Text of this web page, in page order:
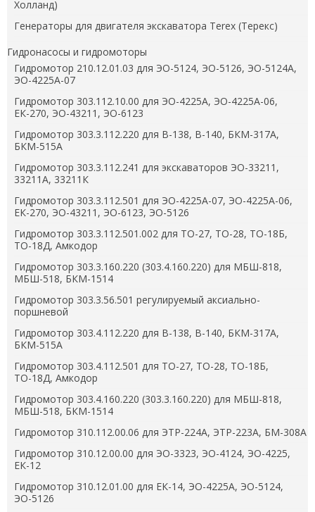
Холланд)
Генераторы для двигателя экскаватора Terex (Терекс)
Гидронасосы и гидромоторы
Гидромотор 210.12.01.03 для ЭО-5124, ЭО-5126, ЭО-5124А,
ЭО-4225А-07
Гидромотор 303.112.10.00 для ЭО-4225А, ЭО-4225А-06,
ЕК-270, ЭО-43211, ЭО-6123
Гидромотор 303.3.112.220 для В-138, В-140, БКМ-317А,
БКМ-515А
Гидромотор 303.3.112.241 для экскаваторов ЭО-33211,
33211А, 33211К
Гидромотор 303.3.112.501 для ЭО-4225А-07, ЭО-4225А-06,
ЕК-270, ЭО-43211, ЭО-6123, ЭО-5126
Гидромотор 303.3.112.501.002 для ТО-27, ТО-28, ТО-18Б,
ТО-18Д, Амкодор
Гидромотор 303.3.160.220 (303.4.160.220) для МБШ-818,
МБШ-518, БКМ-1514
Гидромотор 303.3.56.501 регулируемый аксиально-
поршневой
Гидромотор 303.4.112.220 для В-138, В-140, БКМ-317А,
БКМ-515А
Гидромотор 303.4.112.501 для ТО-27, ТО-28, ТО-18Б,
ТО-18Д, Амкодор
Гидромотор 303.4.160.220 (303.3.160.220) для МБШ-818,
МБШ-518, БКМ-1514
Гидромотор 310.112.00.06 для ЭТР-224А, ЭТР-223А, БМ-308А
Гидромотор 310.12.00.00 для ЭО-3323, ЭО-4124, ЭО-4225,
ЕК-12
Гидромотор 310.12.01.00 для ЕК-14, ЭО-4225А, ЭО-5124,
ЭО-5126